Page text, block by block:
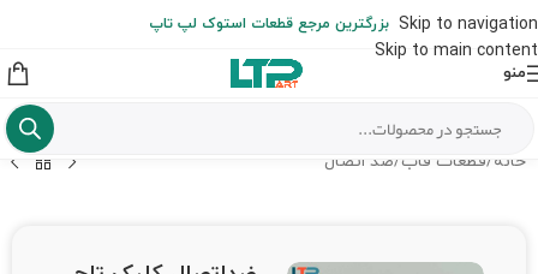
Skip to navigation
Skip to main content
از شهرستان به عهده مشتری است)
بزرگترین مرجع قطعات استوک لپ تاپ
منو
خانه /قطعات قاب/ضد اتصال